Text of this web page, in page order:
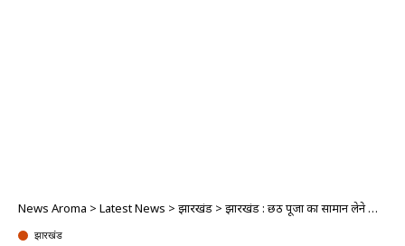
News Aroma > Latest News > झारखंड > झारखंड : छठ पूजा का सामान लेने जा रहे दो सगे भाई सड़क दुर्घटना में घायल, रिम्स रेफर
झारखंड